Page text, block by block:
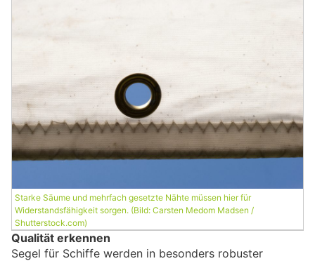
Starke Säume und mehrfach gesetzte Nähte müssen hier für
Widerstandsfähigkeit sorgen. (Bild: Carsten Medom Madsen /
Shutterstock.com)
Qualität erkennen
Segel für Schiffe werden in besonders robuster